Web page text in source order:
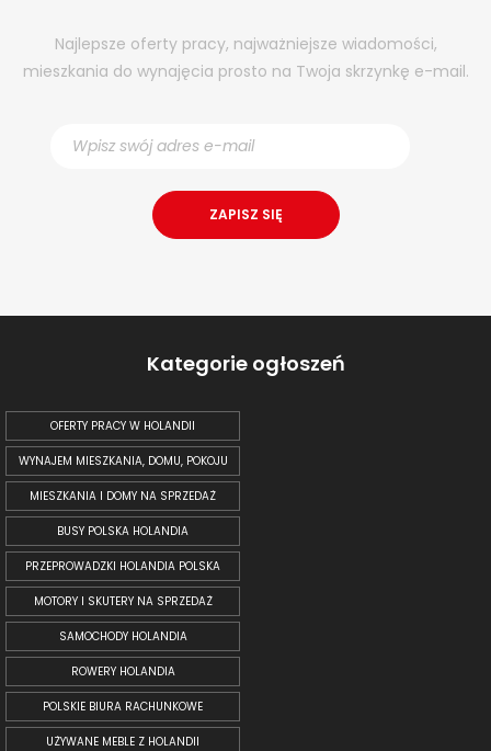
Najlepsze oferty pracy, najważniejsze wiadomości,
mieszkania do wynajęcia prosto na Twoja skrzynkę e-mail.
Kategorie ogłoszeń
OFERTY PRACY W HOLANDII
WYNAJEM MIESZKANIA, DOMU, POKOJU
MIESZKANIA I DOMY NA SPRZEDAŻ
BUSY POLSKA HOLANDIA
PRZEPROWADZKI HOLANDIA POLSKA
MOTORY I SKUTERY NA SPRZEDAŻ
SAMOCHODY HOLANDIA
ROWERY HOLANDIA
POLSKIE BIURA RACHUNKOWE
UŻYWANE MEBLE Z HOLANDII